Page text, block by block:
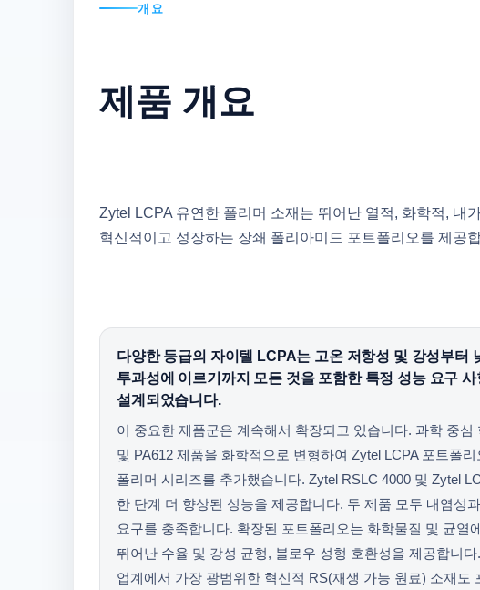
개요
제품 개요
Zytel LCPA 유연한 폴리머 소재는 뛰어난 열적, 화학적, 내
혁신적이고 성장하는 장쇄 폴리아미드 포트폴리오를 제공
다양한 등급의 자이텔 LCPA는 고온 저항성 및 강성부터
투과성에 이르기까지 모든 것을 포함한 특정 성능 요구
설계되었습니다.
이 중요한 제품군은 계속해서 확장되고 있습니다. 과학 중심
및 PA612 제품을 화학적으로 변형하여 Zytel LCPA 포트폴
폴리머 시리즈를 추가했습니다. Zytel RSLC 4000 및 Zytel
한 단계 더 향상된 성능을 제공합니다. 두 제품 모두 내염성
요구를 충족합니다. 확장된 포트폴리오는 화학물질 및 균열
뛰어난 수율 및 강성 균형, 블로우 성형 호환성을 제공합니
업계에서 가장 광범위한 혁신적 RS(재생 ​​가능 원료) 소재도